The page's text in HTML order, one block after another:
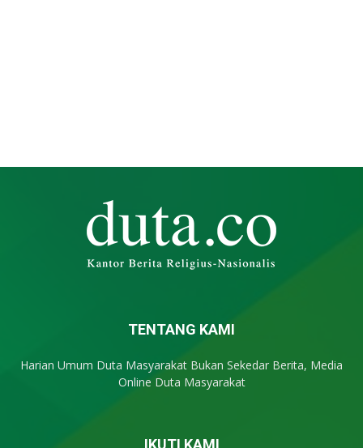
TENTANG KAMI
Harian Umum Duta Masyarakat Bukan Sekedar Berita, Media
Online Duta Masyarakat
IKUTI KAMI